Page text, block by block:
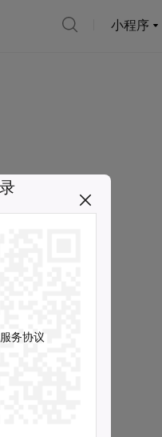
小程序
务协议